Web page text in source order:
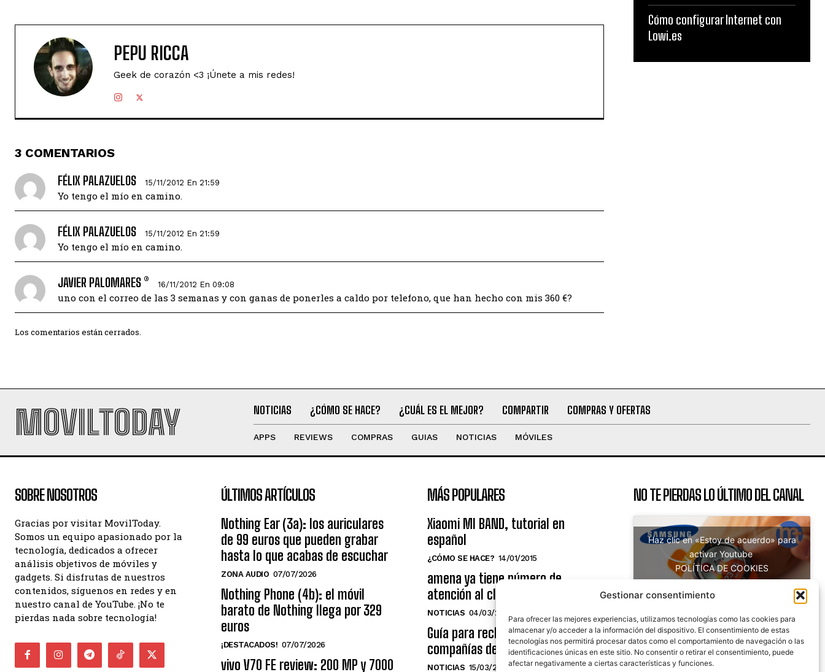
Gestionar consentimiento
Para ofrecer las mejores experiencias, utilizamos tecnologías como las cookies para
almacenar y/o acceder a la información del dispositivo. El consentimiento de estas
tecnologías nos permitirá procesar datos como el comportamiento de navegación o las
identificaciones únicas en este sitio. No consentir o retirar el consentimiento, puede
afectar negativamente a ciertas características y funciones.
PEPU RICCA
Geek de corazón <3 ¡Únete a mis redes!
3 COMENTARIOS
FÉLIX PALAZUELOS
15/11/2012 En 21:59
Yo tengo el mío en camino.
FÉLIX PALAZUELOS 15/11/2012 En 21:59
Yo tengo el mío en camino.
JAVIER PALOMARES ® 16/11/2012 En 09:08
uno con el correo de las 3 semanas y con ganas de ponerles a caldo por telefono, que han hecho con mis 360 €?
Los comentarios están cerrados.
Cómo configurar Internet con
Lowi.es
MOVILTODAY NOTICIAS ¿CÓMO SE HACE? ¿CUÁL ES EL MEJOR? COMPARTIR COMPRAS Y OFERTAS
APPS REVIEWS COMPRAS GUIAS NOTICIAS MÓVILES
SOBRE NOSOTROS
Gracias por visitar MovilToday.
Somos un equipo apasionado por la
tecnología, dedicados a ofrecer
análisis objetivos de móviles y
gadgets. Si disfrutas de nuestros
contenidos, síguenos en redes y en
nuestro canal de YouTube. ¡No te
pierdas nada sobre tecnología!
ÚLTIMOS ARTÍCULOS
Nothing Ear (3a): los auriculares
de 99 euros que pueden grabar
hasta lo que acabas de escuchar
ZONA AUDIO 07/07/2026
Nothing Phone (4b): el móvil
barato de Nothing llega por 329
euros
¡DESTACADOS! 07/07/2026
vivo V70 FE review: 200 MP y 7000
MÁS POPULARES
Xiaomi MI BAND, tutorial en
español
¿CÓMO SE HACE? 14/01/2015
amena ya tiene número de
atención al cliente gratuito
NOTICIAS 04/03/2014
Guía para reclamar a las
compañías de telecomunicaciones
NOTICIAS 15/03/2009
NO TE PIERDAS LO ÚLTIMO DEL CANAL
Haz clic en «Estoy de acuerdo» para
activar Youtube
POLÍTICA DE COOKIES
Estoy de acuerdo